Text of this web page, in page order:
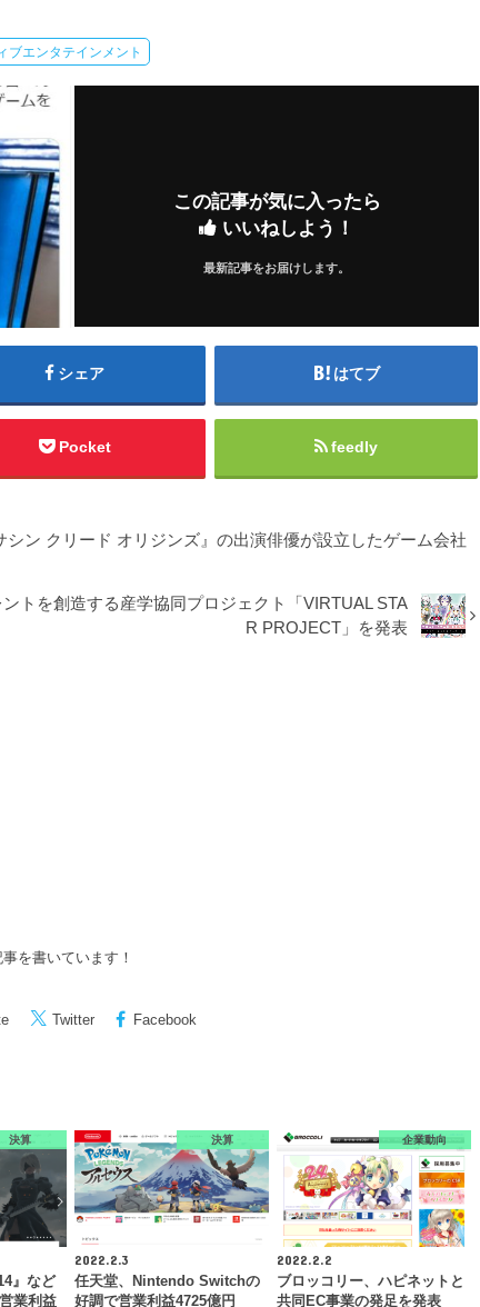
ブエンタテインメント
この記事が気に入ったら
いいねしよう！
最新記事をお届けします。
シェア はてブ
Pocket feedly
ン クリード オリジンズ』の出演俳優が設立したゲーム会社
トを創造する産学協同プロジェクト「VIRTUAL STA
R PROJECT」を発表
を書いています！
Twitter Facebook
決算
』など
業利益
決算
2022.2.3
任天堂、Nintendo Switchの
好調で営業利益4725億円
企業動向
2022.2.2
ブロッコリー、ハピネットと
共同EC事業の発足を発表